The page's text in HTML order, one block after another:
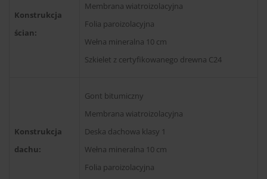
Konstrukcja
ścian:
Membrana wiatroizolacyjna
Folia paroizolacyjna
Wełna mineralna 10 cm
Szkielet z certyfikowanego drewna C24
Konstrukcja
dachu:
Gont bitumiczny
Membrana wiatroizolacyjna
Deska dachowa klasy 1
Wełna mineralna 10 cm
Folia paroizolacyjna